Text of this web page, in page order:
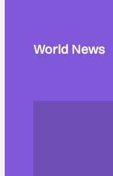
World News